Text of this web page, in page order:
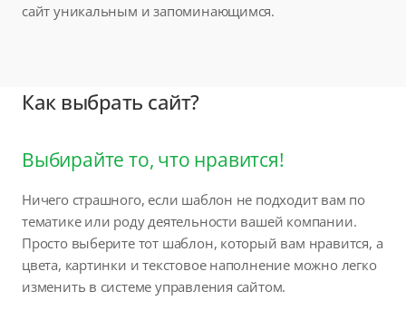
сайт уникальным и запоминающимся.
Как выбрать сайт?
Выбирайте то, что нравится!
Ничего страшного, если шаблон не подходит вам по
тематике или роду деятельности вашей компании.
Просто выберите тот шаблон, который вам нравится, а
цвета, картинки и текстовое наполнение можно легко
изменить в системе управления сайтом.